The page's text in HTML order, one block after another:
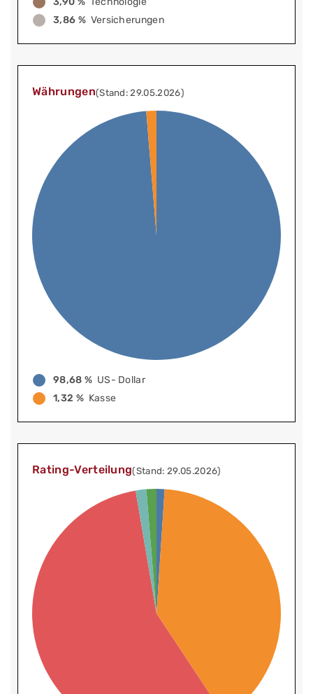
3,86 % Versicherungen
Währungen(Stand: 29.05.2026)
98,68 % US- Dollar
1,32 % Kasse
Rating-Verteilung(Stand: 29.05.2026)